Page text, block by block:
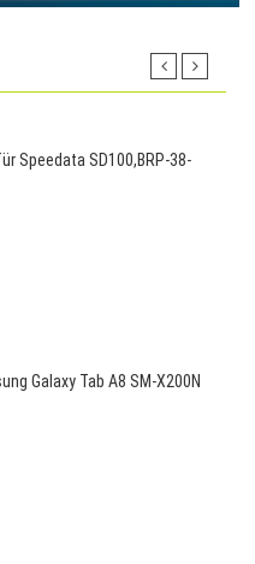
Speedata SD100,BRP-38-
Galaxy Tab A8 SM-X200N